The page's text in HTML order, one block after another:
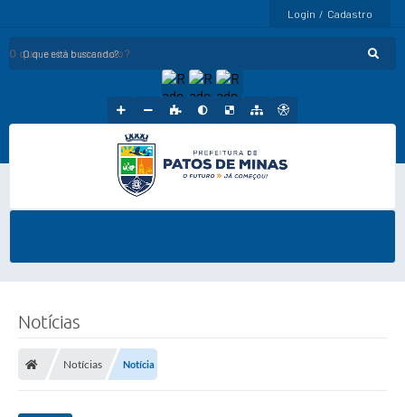
Login / Cadastro
O que está buscando?
Notícias
Notícias Notícia